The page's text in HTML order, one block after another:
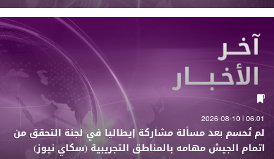
06:01 | 2026-08-10
لم تُحسم بعد مسألة مشاركة إيطاليا في لجنة التحقق من
اتمام الجيش مهامه بالمناطق التجريبية (سكاي نيوز)